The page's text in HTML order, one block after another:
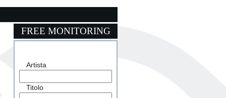
FREE MONITORING
Artista
Titolo